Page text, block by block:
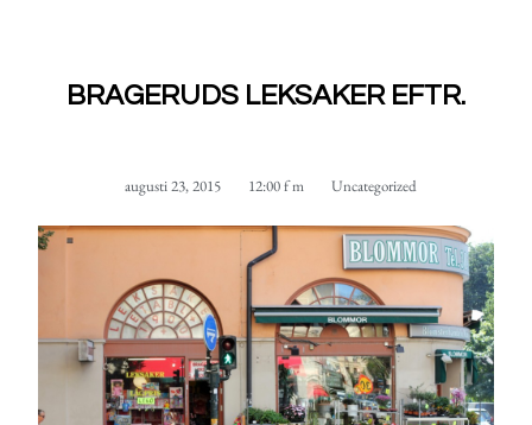
BRAGERUDS LEKSAKER EFTR.
augusti 23, 2015 12:00 f m Uncategorized